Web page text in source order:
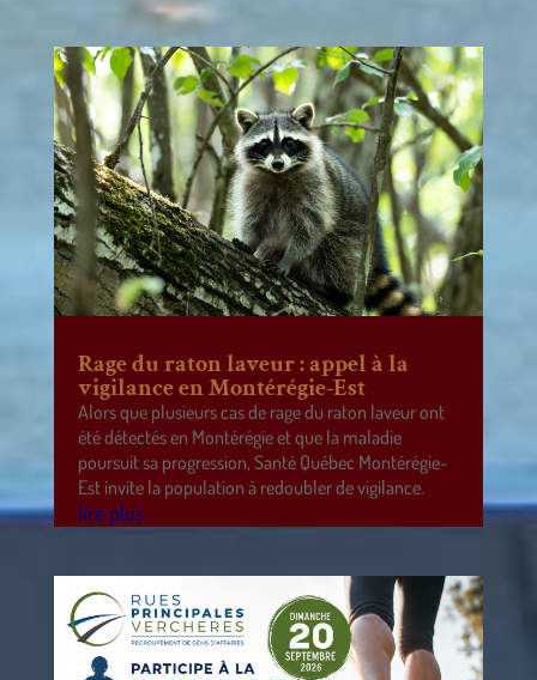
Rage du raton laveur : appel à la
vigilance en Montérégie-Est
Alors que plusieurs cas de rage du raton laveur ont
été détectés en Montérégie et que la maladie
poursuit sa progression, Santé Québec Montérégie-
Est invite la population à redoubler de vigilance.
lire plus